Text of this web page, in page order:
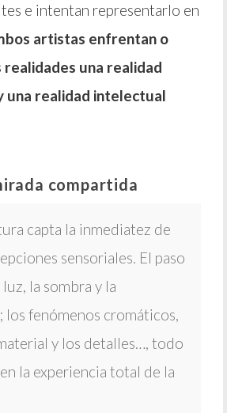
e intentan representarlo en
artistas enfrentan o
una realidad
una realidad intelectual
compartida
capta la inmediatez de
sensoriales. El paso
la sombra y la
los fenómenos cromáticos,
y los detalles…, todo
la experiencia total de la